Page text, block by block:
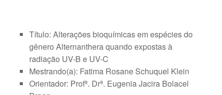
Título: Alterações bioquímicas em espécies do
gênero Alternanthera quando expostas à
radiação UV-B e UV-C
Mestrando(a): Fatima Rosane Schuquel Klein
Orientador: Profª. Drª. Eugenia Jacira Bolacel